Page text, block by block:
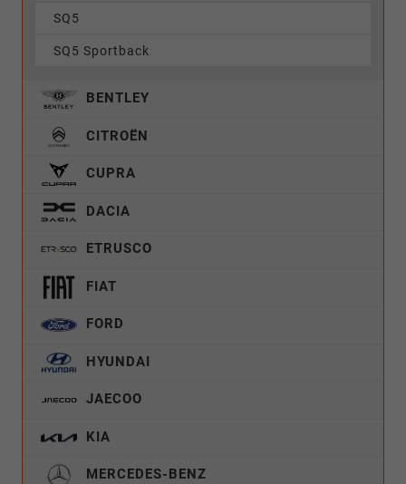
SQ5
SQ5 Sportback
BENTLEY
CITROËN
CUPRA
DACIA
ETRUSCO
FIAT
FORD
HYUNDAI
JAECOO
KIA
MERCEDES-BENZ